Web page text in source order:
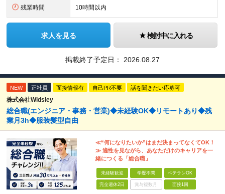
残業時間 10時間以内
求人を見る 検討中に入れる
掲載終了予定日： 2026.08.27
NEW 正社員 面接情報有 自己PR不要 話を聞きたい応募可
株式会社Widsley
総合職(エンジニア・事務・営業)◆未経験OK◆リモートあり◆残
業月3h◆服装髪型自由
≪“何になりたいか”はまだ決まってなくてOK！
≫ 適性を見ながら、あなただけのキャリアを一
緒につくる「総合職」
未経験歓迎 学歴不問 ベテランOK
完全週休2日 賞与複数月 面接1回